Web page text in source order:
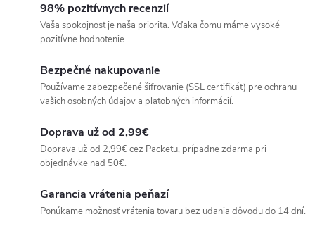
98% pozitívnych recenzií
Vaša spokojnosť je naša priorita. Vďaka čomu máme vysoké
pozitívne hodnotenie.
Bezpečné nakupovanie
Používame zabezpečené šifrovanie (SSL certifikát) pre ochranu
vašich osobných údajov a platobných informácií.
Doprava už od 2,99€
Doprava už od 2,99€ cez Packetu, prípadne zdarma pri
objednávke nad 50€.
Garancia vrátenia peňazí
Ponúkame možnosť vrátenia tovaru bez udania dôvodu do 14 dní.